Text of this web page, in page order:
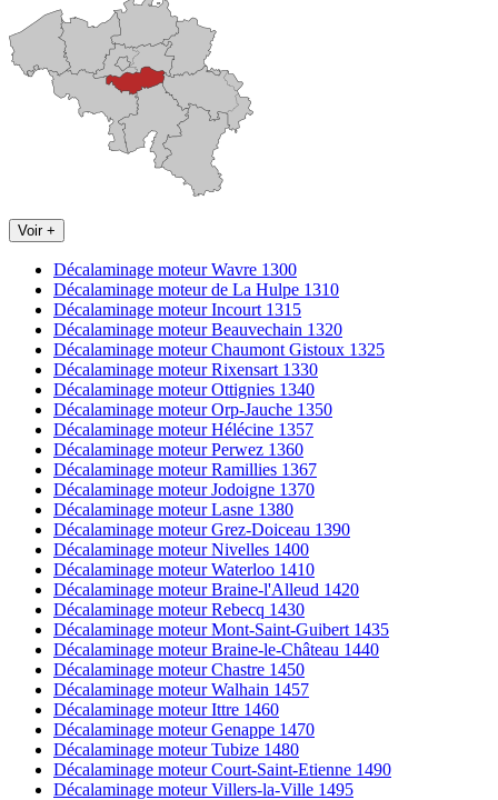
Voir +
Décalaminage moteur Wavre 1300
Décalaminage moteur de La Hulpe 1310
Décalaminage moteur Incourt 1315
Décalaminage moteur Beauvechain 1320
Décalaminage moteur Chaumont Gistoux 1325
Décalaminage moteur Rixensart 1330
Décalaminage moteur Ottignies 1340
Décalaminage moteur Orp-Jauche 1350
Décalaminage moteur Hélécine 1357
Décalaminage moteur Perwez 1360
Décalaminage moteur Ramillies 1367
Décalaminage moteur Jodoigne 1370
Décalaminage moteur Lasne 1380
Décalaminage moteur Grez-Doiceau 1390
Décalaminage moteur Nivelles 1400
Décalaminage moteur Waterloo 1410
Décalaminage moteur Braine-l'Alleud 1420
Décalaminage moteur Rebecq 1430
Décalaminage moteur Mont-Saint-Guibert 1435
Décalaminage moteur Braine-le-Château 1440
Décalaminage moteur Chastre 1450
Décalaminage moteur Walhain 1457
Décalaminage moteur Ittre 1460
Décalaminage moteur Genappe 1470
Décalaminage moteur Tubize 1480
Décalaminage moteur Court-Saint-Etienne 1490
Décalaminage moteur Villers-la-Ville 1495